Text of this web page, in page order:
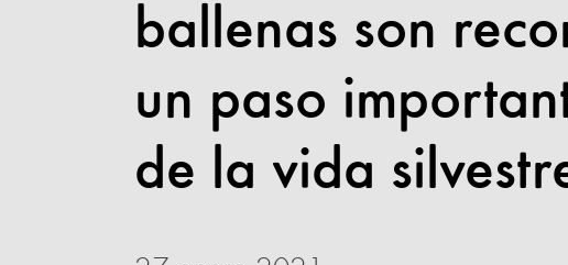
ballenas son
un paso
de la vida